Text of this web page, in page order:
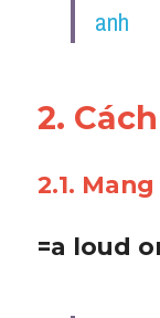
anh
2.
2.1.
=a loud